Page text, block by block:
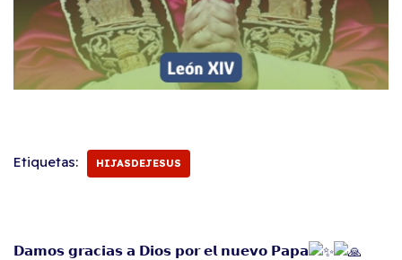
Etiquetas: HIJASDEJESUS
𝗗𝗮𝗺𝗼𝘀 𝗴𝗿𝗮𝗰𝗶𝗮𝘀 𝗮 𝗗𝗶𝗼𝘀 𝗽𝗼𝗿 𝗲𝗹 𝗻𝘂𝗲𝘃𝗼 𝗣𝗮𝗽𝗮